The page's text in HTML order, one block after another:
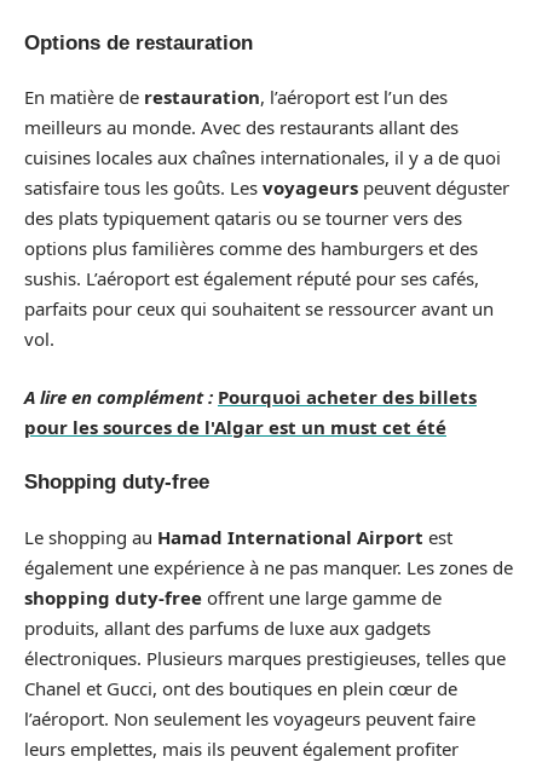
Options de restauration
En matière de restauration, l’aéroport est l’un des
meilleurs au monde. Avec des restaurants allant des
cuisines locales aux chaînes internationales, il y a de quoi
satisfaire tous les goûts. Les voyageurs peuvent déguster
des plats typiquement qataris ou se tourner vers des
options plus familières comme des hamburgers et des
sushis. L’aéroport est également réputé pour ses cafés,
parfaits pour ceux qui souhaitent se ressourcer avant un
vol.
A lire en complément : Pourquoi acheter des billets
pour les sources de l'Algar est un must cet été
Shopping duty-free
Le shopping au Hamad International Airport est
également une expérience à ne pas manquer. Les zones de
shopping duty-free offrent une large gamme de
produits, allant des parfums de luxe aux gadgets
électroniques. Plusieurs marques prestigieuses, telles que
Chanel et Gucci, ont des boutiques en plein cœur de
l’aéroport. Non seulement les voyageurs peuvent faire
leurs emplettes, mais ils peuvent également profiter